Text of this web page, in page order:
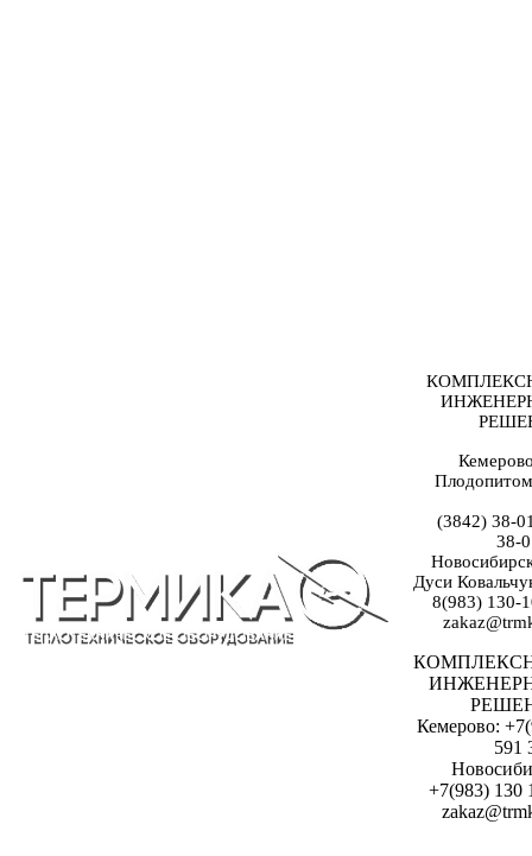
(3842) 38-
38-
Дуси
8(983) 130-
Кемерово:
591
+7(983) 130